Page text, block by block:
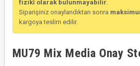
fizikî olarak bulunmayabilir.
Siparişiniz onaylandıktan sonra
kargoya teslim edilir.
MU79 Mix Media Onay